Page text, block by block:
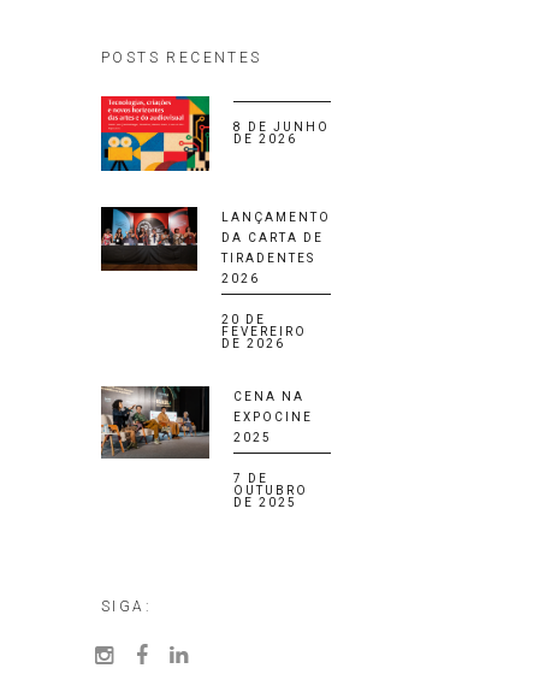
POSTS RECENTES
8 DE JUNHO
DE 2026
LANÇAMENTO
DA CARTA DE
TIRADENTES
2026
20 DE
FEVEREIRO
DE 2026
CENA NA
EXPOCINE
2025
7 DE
OUTUBRO
DE 2025
SIGA: